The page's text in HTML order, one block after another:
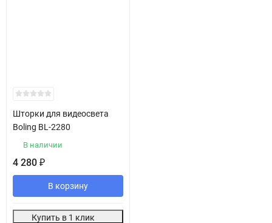
Шторки для видеосвета
Boling BL-2280
В наличии
4 280 ₽
В корзину
Купить в 1 клик